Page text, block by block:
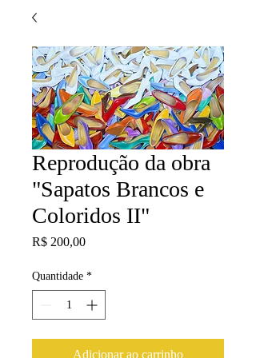
Reprodução da obra
"Sapatos Brancos e
Coloridos II"
R$ 200,00Preço
Quantidade *
Adicionar ao carrinho